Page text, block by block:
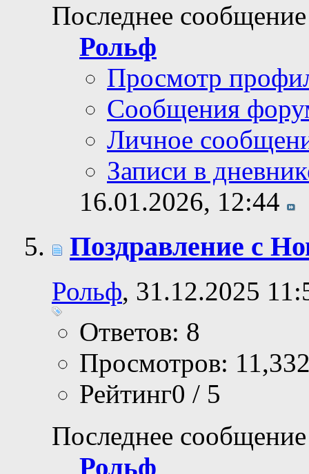
Последнее
Рольф
Просмотр
Сообщения
Личное
Записи в
16.01.2026, 12:44
Поздравление с
Рольф, 31.12.2025
Ответов: 8
Просмотров:
Рейтинг0 / 5
Последнее
Рольф